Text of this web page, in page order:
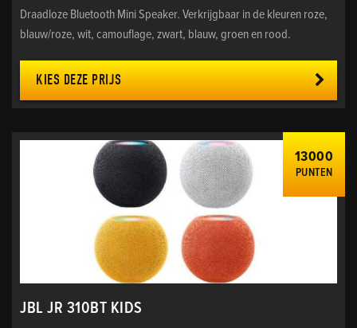
Draadloze Bluetooth Mini Speaker. Verkrijgbaar in de kleuren roze,
blauw/roze, wit, camouflage, zwart, blauw, groen en rood.
KIES DEZE PRIJS
13000
PUNTEN
JBL JR 310BT KIDS